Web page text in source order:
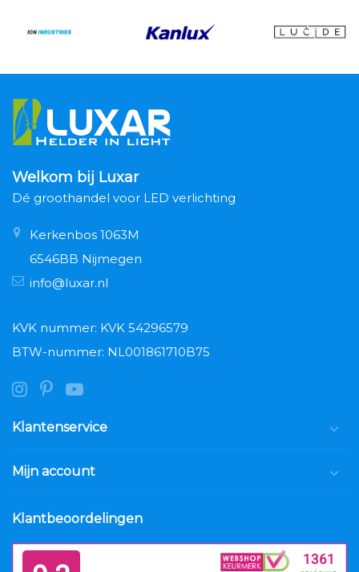
Welkom bij Luxar
Dé groothandel voor LED verlichting
Kerkenbos 1063M
6546BB Nijmegen
info@luxar.nl
KVK nummer: KVK 54296579
BTW-nummer: NL001861710B75
Klantenservice
Mijn account
Klantbeoordelingen